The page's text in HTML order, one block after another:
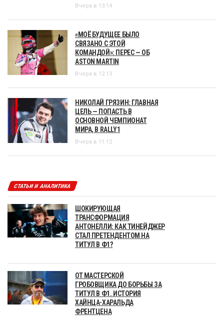
Вчера в 13:14
«МОЁ БУДУЩЕЕ БЫЛО
СВЯЗАНО С ЭТОЙ
КОМАНДОЙ»: ПЕРЕС — ОБ
ASTON MARTIN
Вчера в 12:13
НИКОЛАЙ ГРЯЗИН: ГЛАВНАЯ
ЦЕЛЬ — ПОПАСТЬ В
ОСНОВНОЙ ЧЕМПИОНАТ
МИРА, В RALLY1
Вчера в 11:12
СТАТЬИ И АНАЛИТИКА
ШОКИРУЮЩАЯ
ТРАНСФОРМАЦИЯ
АНТОНЕЛЛИ: КАК ТИНЕЙДЖЕР
СТАЛ ПРЕТЕНДЕНТОМ НА
ТИТУЛ В Ф1?
ОТ МАСТЕРСКОЙ
ГРОБОВЩИКА ДО БОРЬБЫ ЗА
ТИТУЛ В Ф1. ИСТОРИЯ
ХАЙНЦА-ХАРАЛЬДА
ФРЕНТЦЕНА